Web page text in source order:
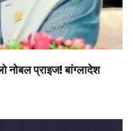
नोबल प्राइज! बांग्लादेश